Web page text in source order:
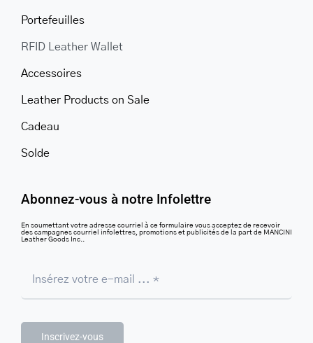
Portefeuilles
RFID Leather Wallet
Accessoires
Leather Products on Sale
Cadeau
Solde
Abonnez-vous à notre Infolettre
En soumettant votre adresse courriel à ce formulaire vous acceptez de recevoir
des campagnes courriel infolettres, promotions et publicités de la part de MANCINI
Leather Goods Inc..
Inscrivez-vous